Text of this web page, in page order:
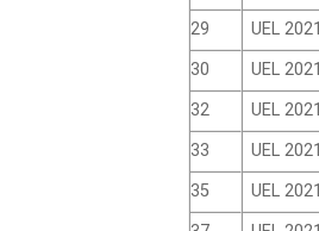
29
UEL 2021
30
UEL 2021
32
UEL 2021
33
UEL 2021
35
UEL 2021